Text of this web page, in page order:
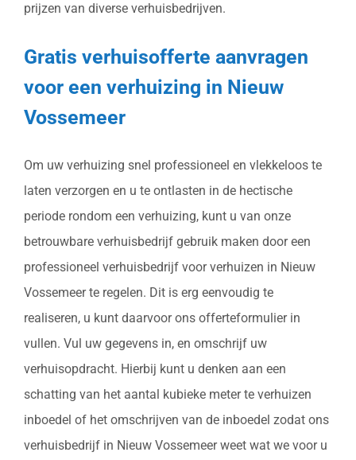
prijzen van diverse verhuisbedrijven.
Gratis verhuisofferte aanvragen
voor een verhuizing in Nieuw
Vossemeer
Om uw verhuizing snel professioneel en vlekkeloos te
laten verzorgen en u te ontlasten in de hectische
periode rondom een verhuizing, kunt u van onze
betrouwbare verhuisbedrijf gebruik maken door een
professioneel verhuisbedrijf voor verhuizen in Nieuw
Vossemeer te regelen. Dit is erg eenvoudig te
realiseren, u kunt daarvoor ons offerteformulier in
vullen. Vul uw gegevens in, en omschrijf uw
verhuisopdracht. Hierbij kunt u denken aan een
schatting van het aantal kubieke meter te verhuizen
inboedel of het omschrijven van de inboedel zodat ons
verhuisbedrijf in Nieuw Vossemeer weet wat we voor u